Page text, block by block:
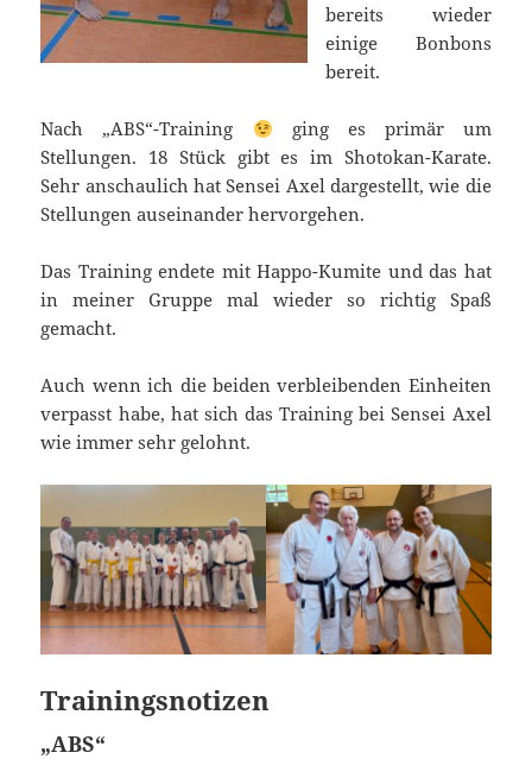
bereits wieder
einige Bonbons
bereit.
Nach „ABS“-Training
ging es primär um
Stellungen. 18 Stück gibt es im Shotokan-Karate.
Sehr anschaulich hat Sensei Axel dargestellt, wie die
Stellungen auseinander hervorgehen.
Das Training endete mit Happo-Kumite und das hat
in meiner Gruppe mal wieder so richtig Spaß
gemacht.
Auch wenn ich die beiden verbleibenden Einheiten
verpasst habe, hat sich das Training bei Sensei Axel
wie immer sehr gelohnt.
Trainingsnotizen
„ABS“